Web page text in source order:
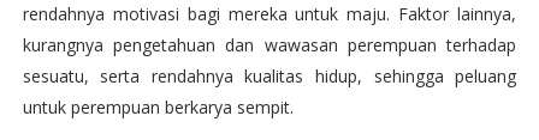
rendahnya motivasi bagi mereka untuk maju. Faktor lainnya,
kurangnya pengetahuan dan wawasan perempuan terhadap
sesuatu, serta rendahnya kualitas hidup, sehingga peluang
untuk perempuan berkarya sempit.